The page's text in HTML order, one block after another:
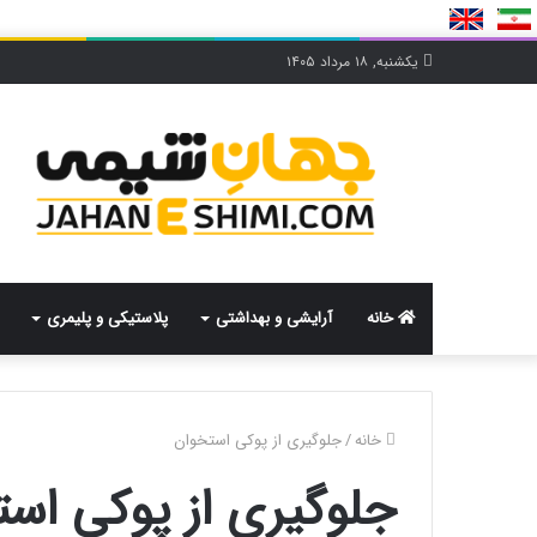
یکشنبه, ۱۸ مرداد ۱۴۰۵
خانه آرایشی و بهداشتی پلاستیکی و پلیمری
خانه/جلوگیری از پوکی استخوان
جلوگیری از پوکی